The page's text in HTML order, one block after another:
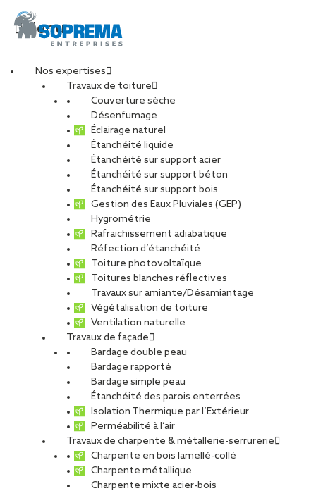
Menu
Nos expertises
Travaux de toiture
Couverture sèche
Désenfumage
Éclairage naturel
Étanchéité liquide
Étanchéité sur support acier
Étanchéité sur support béton
Étanchéité sur support bois
Gestion des Eaux Pluviales (GEP)
Hygrométrie
Rafraichissement adiabatique
Réfection d’étanchéité
Toiture photovoltaïque
Toitures blanches réflectives
Travaux sur amiante/Désamiantage
Végétalisation de toiture
Ventilation naturelle
Travaux de façade
Bardage double peau
Bardage rapporté
Bardage simple peau
Étanchéité des parois enterrées
Isolation Thermique par l’Extérieur
Perméabilité à l’air
Travaux de charpente & métallerie-serrurerie
Charpente en bois lamellé-collé
Charpente métallique
Charpente mixte acier-bois
20251011_153421
PARTAGER
27 novembre 2025